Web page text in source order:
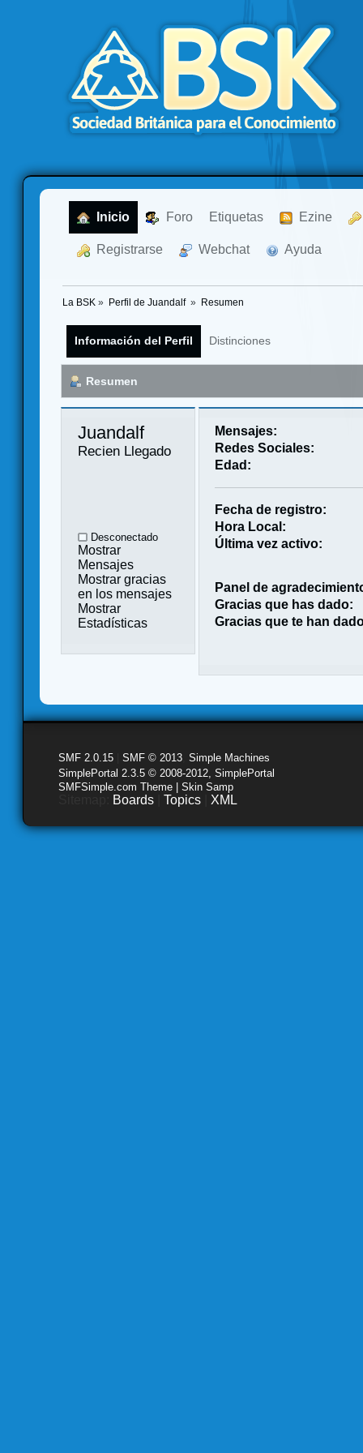
Inicio Foro Etiquetas Ezine
Registrarse Webchat Ayuda
La BSK » Perfil de Juandalf » Resumen
Información del Perfil Distinciones
Resumen
Juandalf
Recien Llegado
Desconectado
Mostrar
Mensajes
Mostrar gracias
en los mensajes
Mostrar
Estadísticas
Mensajes:
Redes Sociales:
Edad:
Fecha de registro:
Hora Local:
Última vez activo:
Panel de
Gracias que has dado:
Gracias que te han
SMF 2.0.15 SMF © 2013 Simple Machines
SimplePortal 2.3.5 © 2008-2012, SimplePortal
SMFSimple.com Theme | Skin Samp
Boards Topics XML